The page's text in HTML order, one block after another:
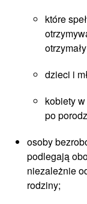
które
dzieci i
kobiety
po
osoby
podlegają
niezależnie
rodziny;